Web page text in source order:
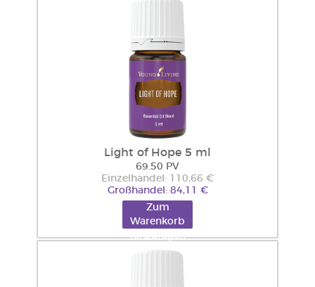
Light of Hope 5 ml
69.50 PV
Einzelhandel: 110,66 €
Großhandel: 84,11 €
Zum
Warenkorb
hinzufügen